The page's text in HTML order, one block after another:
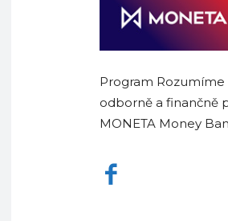
Program
odborně a finančně
MONETA Money